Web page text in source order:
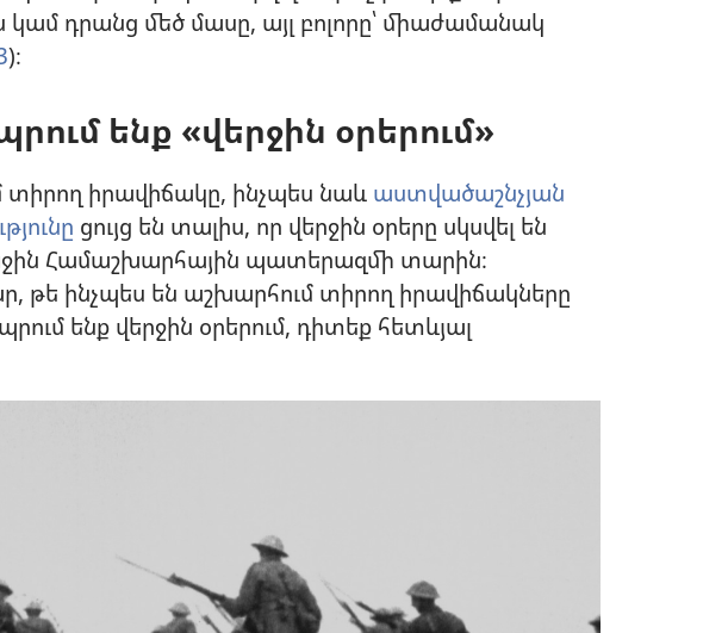
կամ դրանց մեծ մասը, այլ բոլորը՝ միաժամանակ
)։
ենք «վերջին օրերում»
տիրող իրավիճակը, ինչպես նաև աստվածաշնչյան
ցույց են տալիս, որ վերջին օրերը սկսվել են
Համաշխարհային պատերազմի տարին։
թե ինչպես են աշխարհում տիրող իրավիճակները
ենք վերջին օրերում, դիտեք հետևյալ